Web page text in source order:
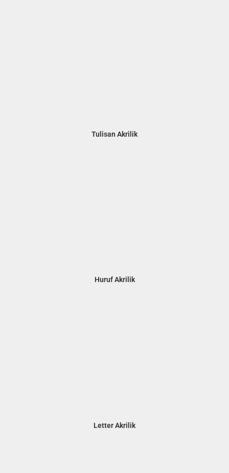
Tulisan Akrilik
Huruf Akrilik
Letter Akrilik